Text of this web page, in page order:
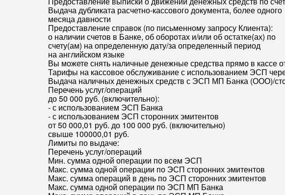
Выдача дубликата расчетно-кассового документа, более одного
месяца давности
Предоставление справок (по письменному запросу Клиента):
о наличии счетов в Банке, об оборотах и/или об остатке(ах) по
счету(ам) на определенную дату/за определенный период
на английском языке
Вы можете снять наличные денежные средства прямо в кассе
Тарифы на кассовое обслуживание с использованием ЭСП
Выдача наличных денежных средств с ЭСП МП Банка (ООО)/
Перечень услуг/операций
до 50 000 руб. (включительно):
- с использованием ЭСП Банка
- с использованием ЭСП сторонних эмитентов
от 50 000,01 руб. до 100 000 руб. (включительно)
свыше 100000,01 руб.
Лимиты по выдаче:
Перечень услуг/операций
Мин. сумма одной операции по всем ЭСП
Макс. сумма одной операции по ЭСП сторонних эмитентов
Макс. сумма операций в день по ЭСП сторонних эмитентов
Макс. сумма одной операции по ЭСП МП Банка